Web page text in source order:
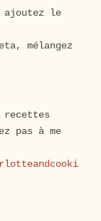
le
mélangez
recettes
pas à me